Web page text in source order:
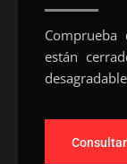
están